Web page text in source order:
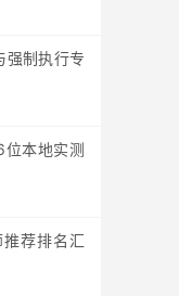
强制执行专
本地实测
荐排名汇